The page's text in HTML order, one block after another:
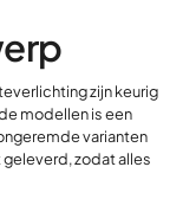
zijn keurig
modellen is een
varianten
zodat alles